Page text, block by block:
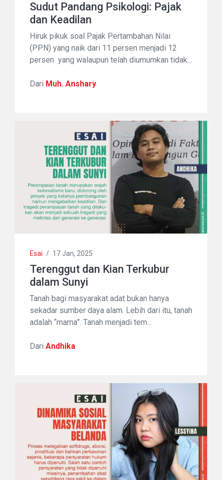
Sudut Pandang Psikologi: Pajak
dan Keadilan
Hiruk pikuk soal Pajak Pertambahan Nilai
(PPN) yang naik dari 11 persen menjadi 12
persen yang walaupun telah diumumkan tidak...
Dari Muh. Anshary
Esai / 17 Jan, 2025
Terenggut dan Kian Terkubur
dalam Sunyi
Tanah bagi masyarakat adat bukan hanya
sekadar sumber daya alam. Lebih dari itu, tanah
adalah “mama”. Tanah menjadi tem...
Dari Andhika